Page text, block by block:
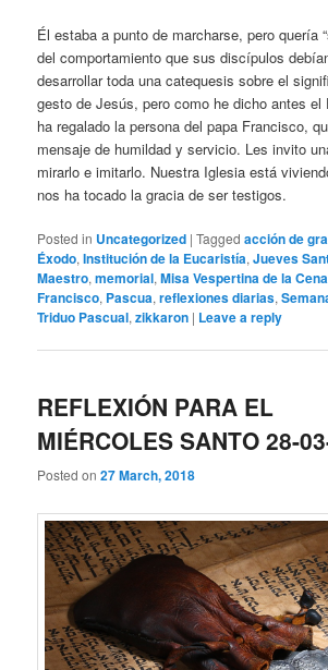
Él estaba a punto de marcharse, pero quería
del comportamiento que sus discípulos
desarrollar toda una catequesis sobre el
gesto de Jesús, pero como he dicho antes
ha regalado la persona del papa Francisco,
mensaje de humildad y servicio. Les invito
mirarlo e imitarlo. Nuestra Iglesia está
nos ha tocado la gracia de ser testigos.
Posted in Uncategorized |Tagged acción de
Éxodo,Institución de la Eucaristía,Jueves
Maestro,memorial,Misa Vespertina de la
Francisco, Pascua,reflexiones diarias,
Triduo Pascual,zikkaron | Leave a reply
REFLEXIÓN PARA EL
MIÉRCOLES SANTO 28-
Posted on27 March, 2018